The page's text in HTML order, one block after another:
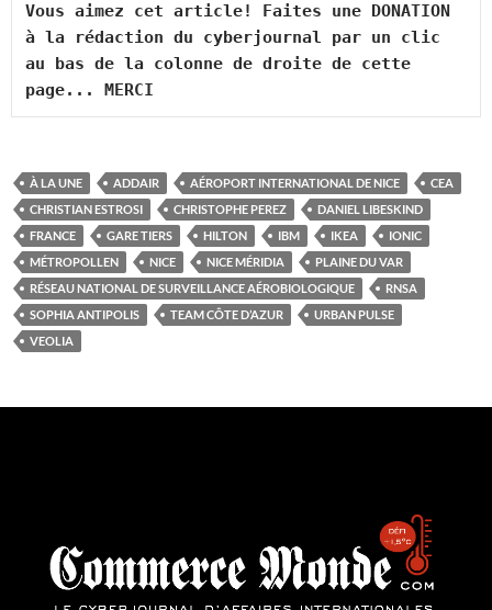
Vous aimez cet article! Faites une DONATION
à la rédaction du cyberjournal par un clic
au bas de la colonne de droite de cette
page... MERCI
À LA UNE ADDAIR AÉROPORT INTERNATIONAL DE NICE
CEA
CHRISTIAN ESTROSI
CHRISTOPHE PEREZ
DANIEL LIBESKIND
FRANCE
GARE TIERS HILTON IBM IKEA
IONIC
MÉTROPOLLEN
NICE NICE MÉRIDIA
PLAINE DU VAR
RÉSEAU NATIONAL DE SURVEILLANCE AÉROBIOLOGIQUE
RNSA
SOPHIA ANTIPOLIS
TEAM CÔTE D’AZUR
URBAN PULSE
VEOLIA